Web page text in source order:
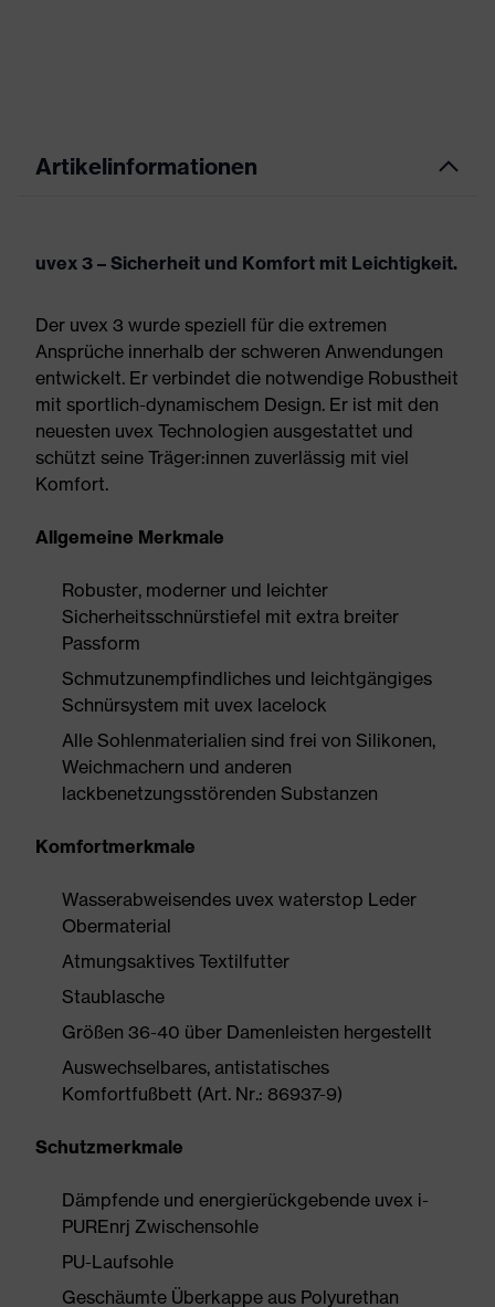
Artikelinformationen
uvex 3 – Sicherheit und Komfort mit Leichtigkeit.
Der uvex 3 wurde speziell für die extremen
Ansprüche innerhalb der schweren Anwendungen
entwickelt. Er verbindet die notwendige Robustheit
mit sportlich-dynamischem Design. Er ist mit den
neuesten uvex Technologien ausgestattet und
schützt seine Träger:innen zuverlässig mit viel
Komfort.
Allgemeine Merkmale
Robuster, moderner und leichter
Sicherheitsschnürstiefel mit extra breiter
Passform
Schmutzunempfindliches und leichtgängiges
Schnürsystem mit uvex lacelock
Alle Sohlenmaterialien sind frei von Silikonen,
Weichmachern und anderen
lackbenetzungsstörenden Substanzen
Komfortmerkmale
Wasserabweisendes uvex waterstop Leder
Obermaterial
Atmungsaktives Textilfutter
Staublasche
Größen 36-40 über Damenleisten hergestellt
Auswechselbares, antistatisches
Komfortfußbett (Art. Nr.: 86937-9)
Schutzmerkmale
Dämpfende und energierückgebende uvex i-
PUREnrj Zwischensohle
PU-Laufsohle
Geschäumte Überkappe aus Polyurethan